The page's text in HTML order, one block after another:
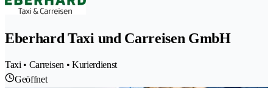
Eberhard Taxi und Carreisen GmbH
Taxi • Carreisen • Kurierdienst
Geöffnet